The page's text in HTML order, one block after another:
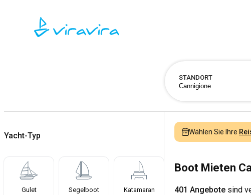
STANDORT
Yacht-Typ
Gulet
Segelboot
Katamaran
Wählen Sie Ihre
Boot Mieten
401 Angebote sind